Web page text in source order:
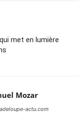
met en lumière
Mozar
actu.com